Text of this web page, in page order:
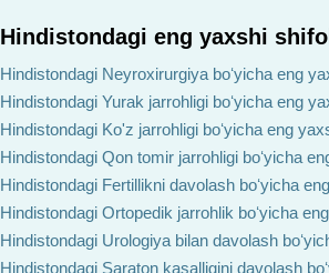
Hindistondagi eng yaxshi
Hindistondagi Neyroxirurgiya boʻyicha eng
Hindistondagi Yurak jarrohligi boʻyicha eng
Hindistondagi Ko'z jarrohligi boʻyicha eng
Hindistondagi Qon tomir jarrohligi boʻyicha
Hindistondagi Fertillikni davolash boʻyicha
Hindistondagi Ortopedik jarrohlik boʻyicha
Hindistondagi Urologiya bilan davolash
Hindistondagi Saraton kasalligini davolash